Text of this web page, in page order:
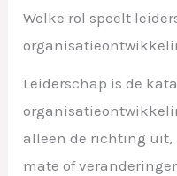
Welke rol speelt
Leiderschap is de
alleen de richting uit,
mate of